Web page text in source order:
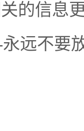
的信息
远不要